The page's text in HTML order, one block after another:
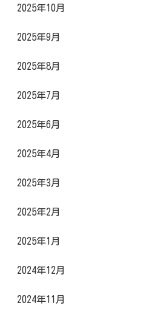
2025年10月
2025年9月
2025年8月
2025年7月
2025年6月
2025年4月
2025年3月
2025年2月
2025年1月
2024年12月
2024年11月